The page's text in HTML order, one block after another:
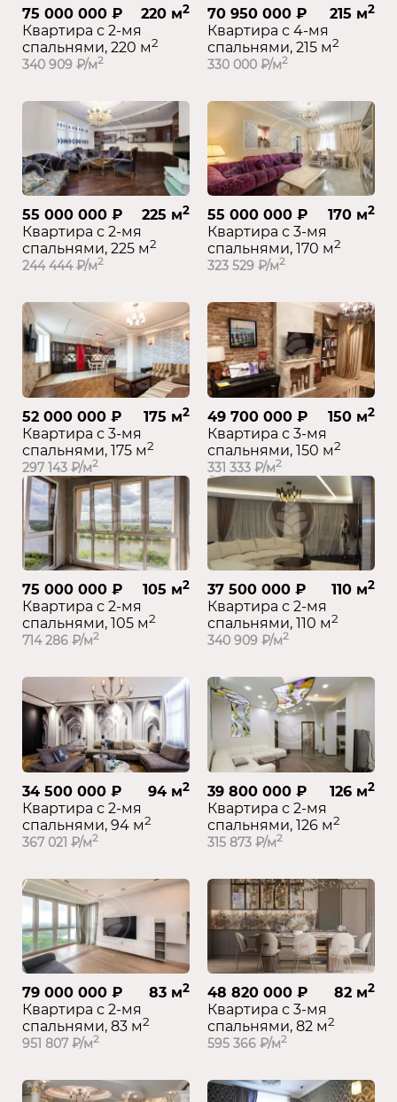
75 000 000 ₽ 220 м2
Квартира с 2-мя
спальнями, 220 м2
340 909 ₽/м2
70 950 000 ₽ 215 м2
Квартира с 4-мя
спальнями, 215 м2
330 000 ₽/м2
55 000 000 ₽ 225 м2
Квартира с 2-мя
спальнями, 225 м2
244 444 ₽/м2
55 000 000 ₽ 170 м2
Квартира с 3-мя
спальнями, 170 м2
323 529 ₽/м2
52 000 000 ₽ 175 м2
Квартира с 3-мя
спальнями, 175 м2
297 143 ₽/м2
49 700 000 ₽ 150 м2
Квартира с 3-мя
спальнями, 150 м2
331 333 ₽/м2
75 000 000 ₽ 105 м2
Квартира с 2-мя
спальнями, 105 м2
714 286 ₽/м2
37 500 000 ₽ 110 м2
Квартира с 2-мя
спальнями, 110 м2
340 909 ₽/м2
34 500 000 ₽ 94 м2
Квартира с 2-мя
спальнями, 94 м2
367 021 ₽/м2
39 800 000 ₽ 126 м2
Квартира с 2-мя
спальнями, 126 м2
315 873 ₽/м2
79 000 000 ₽ 83 м2
Квартира с 2-мя
спальнями, 83 м2
951 807 ₽/м2
48 820 000 ₽ 82 м2
Квартира с 3-мя
спальнями, 82 м2
595 366 ₽/м2